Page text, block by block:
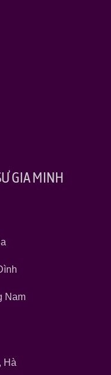
GIA MINH
Nam
Hà